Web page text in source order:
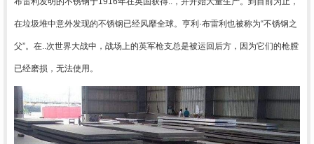
在垃圾堆中意外发现的不锈钢已经风靡全球。亨利 ·布雷利也被称为“不锈钢之
父”。在..次世界大战中，战场上的英军枪支总是被运回后方，因为它们的枪膛
已经磨损，无法使用。